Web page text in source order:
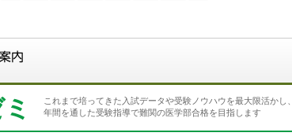
これまで培ってきた入試データや受験ノウハウを最大限活かし、
年間を通した受験指導で難関の医学部合格を目指します